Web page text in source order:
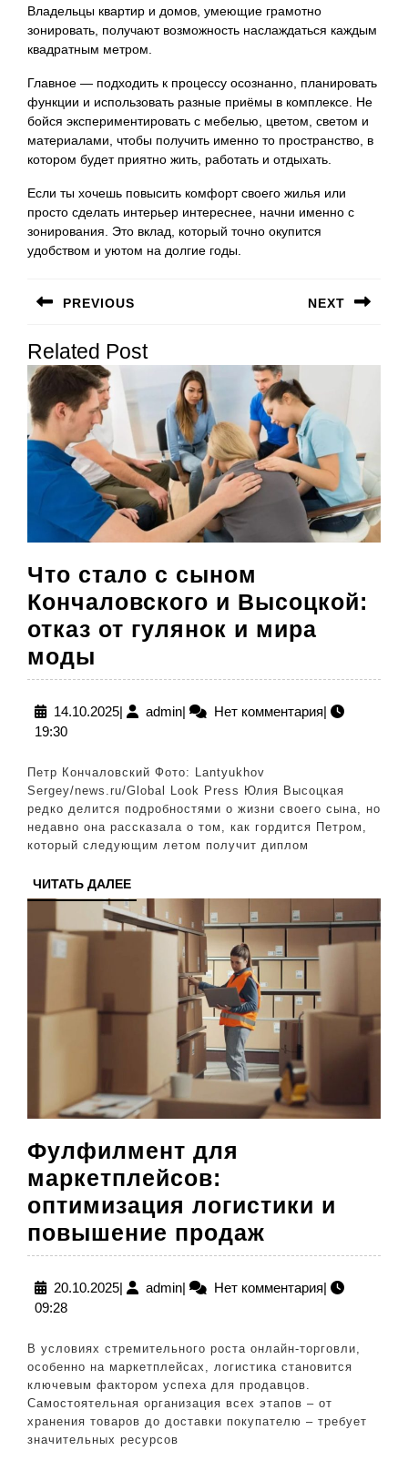
Владельцы квартир и домов, умеющие грамотно
зонировать, получают возможность наслаждаться каждым
квадратным метром.
Главное — подходить к процессу осознанно, планировать
функции и использовать разные приёмы в комплексе. Не
бойся экспериментировать с мебелью, цветом, светом и
материалами, чтобы получить именно то пространство, в
котором будет приятно жить, работать и отдыхать.
Если ты хочешь повысить комфорт своего жилья или
просто сделать интерьер интереснее, начни именно с
зонирования. Это вклад, который точно окупится
удобством и уютом на долгие годы.
по
записям
PREVIOUS
запись:
NEXT
Related Post
Что стало с сыном
Кончаловского и Высоцкой:
отказ от гулянок и мира
моды
стало
с
Кончаловского
и
Высоцкой:
отказ
от
гулянок
и
14.10.202514.10.2025
| adminadmin
| Нет комментария|
19:30
Петр Кончаловский Фото: Lantyukhov
Sergey/news.ru/Global Look Press Юлия Высоцкая
редко делится подробностями о жизни своего сына, но
недавно она рассказала о том, как гордится Петром,
который следующим летом получит диплом
ЧИТАТЬ ДАЛЕЕЧИТАТЬ
ДАЛЕЕ
Фулфилмент для
маркетплейсов:
оптимизация логистики и
повышение продаж
для
логистики
и
повышение
продаж
20.10.202520.10.2025
| adminadmin
| Нет комментария|
09:28
В условиях стремительного роста онлайн-торговли,
особенно на маркетплейсах, логистика становится
ключевым фактором успеха для продавцов.
Самостоятельная организация всех этапов – от
хранения товаров до доставки покупателю – требует
значительных ресурсов